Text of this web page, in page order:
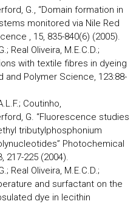
G., “Domain formation in
monitored via Nile Red
, 15, 835-840(6) (2005).
Real Oliveira, M.E.C.D.;
with textile fibres in dyeing
and Polymer Science, 123:88-
Coutinho,
G. “Fluorescence studies
tributylphosphonium
Photochemical
217-225 (2004).
Real Oliveira, M.E.C.D.;
and surfactant on the
dye in lecithin